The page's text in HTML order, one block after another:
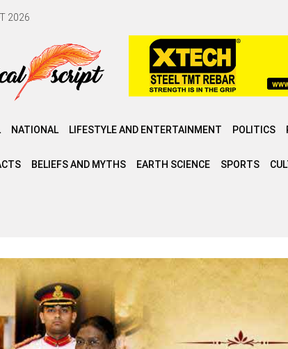
2026
NATIONAL LIFESTYLE AND ENTERTAINMENT POLITICS
BELIEFS AND MYTHS EARTH SCIENCE SPORTS